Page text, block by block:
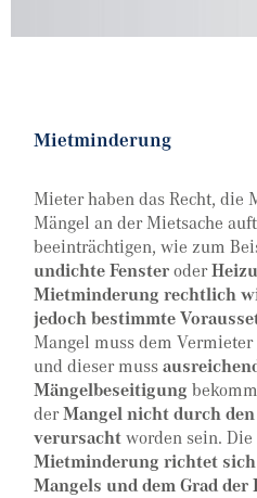
Mietminderung
Mieter haben das Recht, die
Mängel an der Mietsache
beeinträchtigen, wie zum
undichte Fensteroder
Mietminderung rechtlich
jedoch bestimmte
Mangel muss dem
und dieser muss
Mängelbeseitigung
derMangel nicht durch
verursachtworden sein. Die
Mietminderung richtet sich
Mangels und dem Grad